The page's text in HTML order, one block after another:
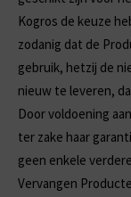
Kogros de keuze
zodanig dat de
gebruik, hetzij de
nieuw te leveren,
Door voldoening
ter zake haar
geen enkele
Vervangen